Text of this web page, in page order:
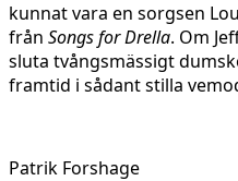
kunnat vara en sorgsen
från Songs for Drella. Om
sluta tvångsmässigt
framtid i sådant stilla
Patrik Forshage